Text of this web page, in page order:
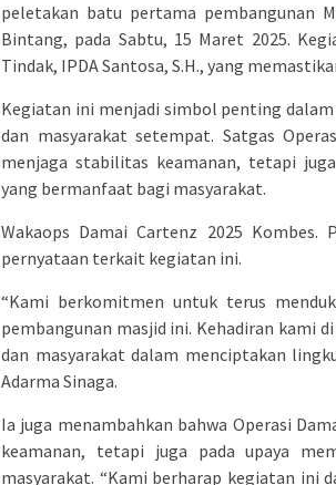
peletakan batu pertama pembangunan
Bintang, pada Sabtu, 15 Maret 2025.
Tindak, IPDA Santosa, S.H., yang
Kegiatan ini menjadi simbol penting
dan masyarakat setempat. Satgas
menjaga stabilitas keamanan, tetapi
yang bermanfaat bagi masyarakat.
Wakaops Damai Cartenz 2025 Kombes.
pernyataan terkait kegiatan ini.
“Kami berkomitmen untuk terus
pembangunan masjid ini. Kehadiran kami
dan masyarakat dalam menciptakan
Adarma Sinaga.
Ia juga menambahkan bahwa Operasi
keamanan, tetapi juga pada upaya
masyarakat. “Kami berharap kegiatan ini